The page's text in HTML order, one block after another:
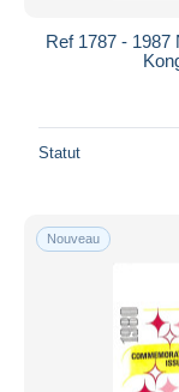
Ref 1787 -
Statut
Nouveau